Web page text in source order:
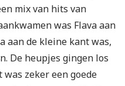
mix van hits van
was Flava aan
aan de kleine kant was,
De heupjes gingen los
was zeker een goede